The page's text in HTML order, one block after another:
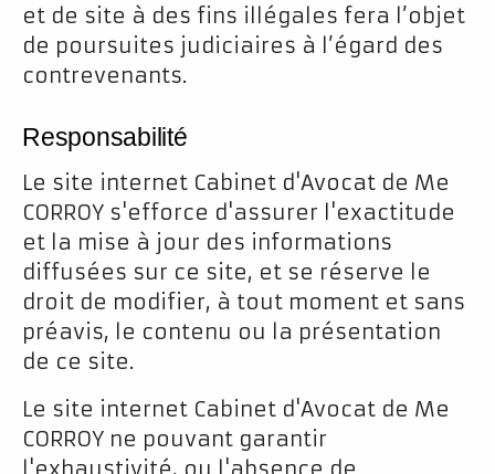
et de site à des fins illégales fera l’objet
de poursuites judiciaires à l’égard des
contrevenants.
Responsabilité
Le site internet Cabinet d'Avocat de Me
CORROY s'efforce d'assurer l'exactitude
et la mise à jour des informations
diffusées sur ce site, et se réserve le
droit de modifier, à tout moment et sans
préavis, le contenu ou la présentation
de ce site.
Le site internet Cabinet d'Avocat de Me
CORROY ne pouvant garantir
l'exhaustivité, ou l'absence de